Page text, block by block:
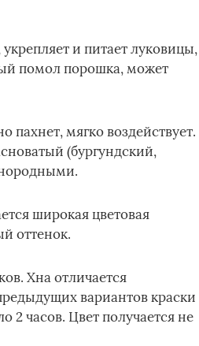
и питает луковицы,
помол порошка, может
пахнет, мягко воздействует.
(бургундский,
широкая цветовая
оттенок.
Хна отличается
вариантов краски
2 часов. Цвет получается не